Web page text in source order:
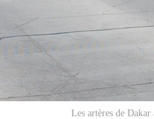
Les artères de Dakar